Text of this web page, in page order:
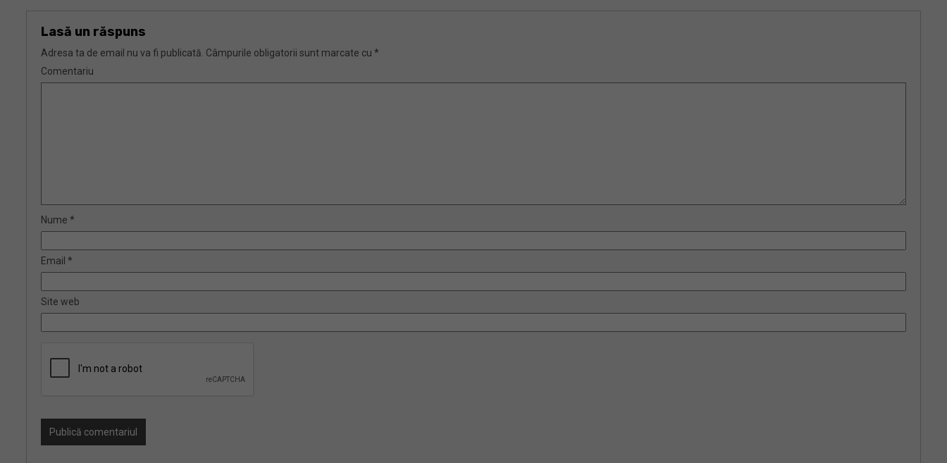
Lasă un răspuns
Adresa ta de email nu va fi publicată. Câmpurile obligatorii sunt marcate cu *
Comentariu
Nume *
Email *
Site web